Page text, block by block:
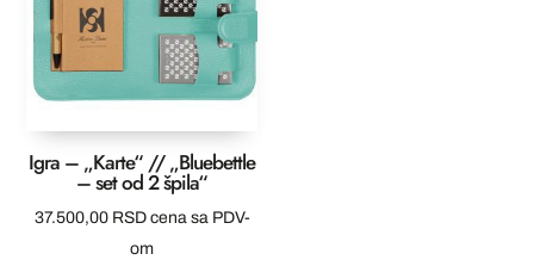
Igra – „Karte“ // „Bluebettle
– set od 2 špila“
37.500,00 RSD cena sa PDV-
om